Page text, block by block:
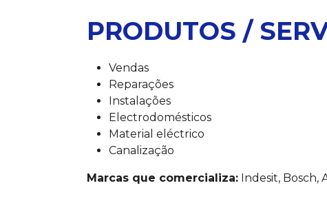
PRODUTOS /
Vendas
Reparações
Instalações
Electrodomésticos
Material eléctrico
Canalização
Marcas que comercializa: Indesit, Bosch,